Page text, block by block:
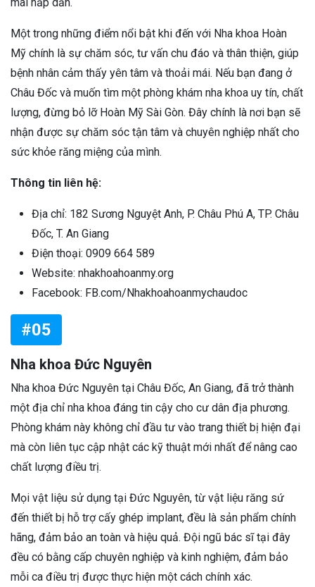
mãi hấp dẫn.
Một trong những điểm nổi bật khi đến với Nha khoa Hoàn
Mỹ chính là sự chăm sóc, tư vấn chu đáo và thân thiện, giúp
bệnh nhân cảm thấy yên tâm và thoải mái. Nếu bạn đang ở
Châu Đốc và muốn tìm một phòng khám nha khoa uy tín, chất
lượng, đừng bỏ lỡ Hoàn Mỹ Sài Gòn. Đây chính là nơi bạn sẽ
nhận được sự chăm sóc tận tâm và chuyên nghiệp nhất cho
sức khỏe răng miệng của mình.
Thông tin liên hệ:
Địa chỉ: 182 Sương Nguyệt Anh, P. Châu Phú A, TP. Châu
Đốc, T. An Giang
Điện thoại: 0909 664 589
Website: nhakhoahoanmy.org
Facebook: FB.com/Nhakhoahoanmychaudoc
#05
Nha khoa Đức Nguyên
Nha khoa Đức Nguyên tại Châu Đốc, An Giang, đã trở thành
một địa chỉ nha khoa đáng tin cậy cho cư dân địa phương.
Phòng khám này không chỉ đầu tư vào trang thiết bị hiện đại
mà còn liên tục cập nhật các kỹ thuật mới nhất để nâng cao
chất lượng điều trị.
Mọi vật liệu sử dụng tại Đức Nguyên, từ vật liệu răng sứ
đến thiết bị hỗ trợ cấy ghép implant, đều là sản phẩm chính
hãng, đảm bảo an toàn và hiệu quả. Đội ngũ bác sĩ tại đây
đều có bằng cấp chuyên nghiệp và kinh nghiệm, đảm bảo
mỗi ca điều trị được thực hiện một cách chính xác.